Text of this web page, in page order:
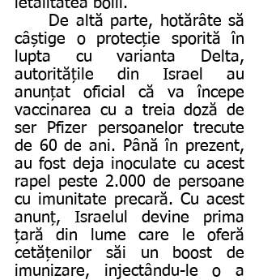
câștige o protecție sporită în
lupta cu varianta Delta,
autoritățile din Israel au
anunțat oficial că va începe
vaccinarea cu a treia doză de
ser Pfizer persoanelor trecute
de 60 de ani. Până în prezent,
au fost deja inoculate cu acest
rapel peste 2.000 de persoane
cu imunitate precară. Cu acest
anunț, Israelul devine prima
țară din lume care le oferă
cetățenilor săi un boost de
imunizare, injectându-le o a